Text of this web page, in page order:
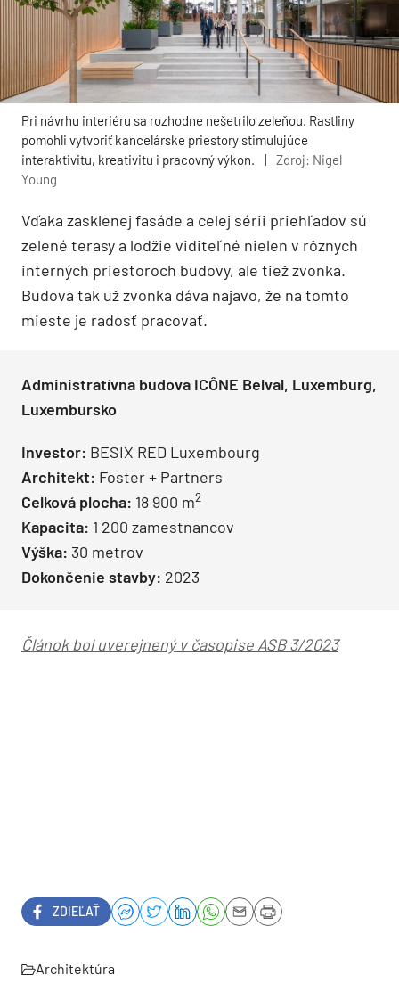
Pri návrhu interiéru sa rozhodne nešetrilo zeleňou. Rastliny
pomohli vytvoriť kancelárske priestory stimulujúce
interaktivitu, kreativitu i pracovný výkon.
|
Zdroj: Nigel
Young
Vďaka zasklenej fasáde a celej sérii priehľadov sú
zelené terasy a lodžie viditeľné nielen v rôznych
interných priestoroch budovy, ale tiež zvonka.
Budova tak už zvonka dáva najavo, že na tomto
mieste je radosť pracovať.
Administratívna budova ICÔNE Belval, Luxemburg,
Luxembursko
Investor: BESIX RED Luxembourg
Architekt: Foster + Partners
Celková plocha: 18 900 m2
Kapacita: 1 200 zamestnancov
Výška: 30 metrov
Dokončenie stavby: 2023
Článok bol uverejnený v časopise ASB 3/2023
ZDIEĽAŤ
Architektúra